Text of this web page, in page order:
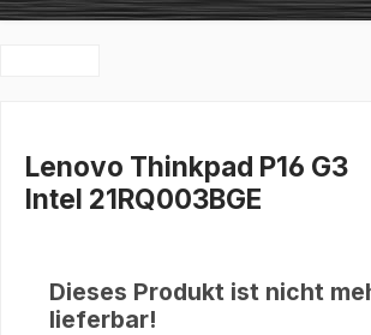
Lenovo Thinkpad P16 G3
Intel 21RQ003BGE
Dieses Produkt ist nicht
lieferbar!